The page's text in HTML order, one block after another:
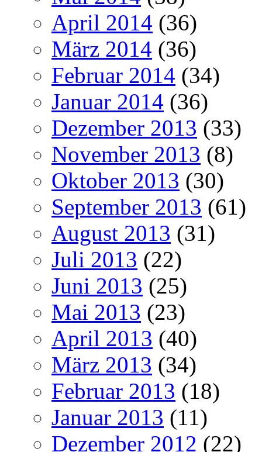
April 2014 (36)
März 2014 (36)
Februar 2014 (34)
Januar 2014 (36)
Dezember 2013 (33)
November 2013 (8)
Oktober 2013 (30)
September 2013 (61)
August 2013 (31)
Juli 2013 (22)
Juni 2013 (25)
Mai 2013 (23)
April 2013 (40)
März 2013 (34)
Februar 2013 (18)
Januar 2013 (11)
Dezember 2012 (22)